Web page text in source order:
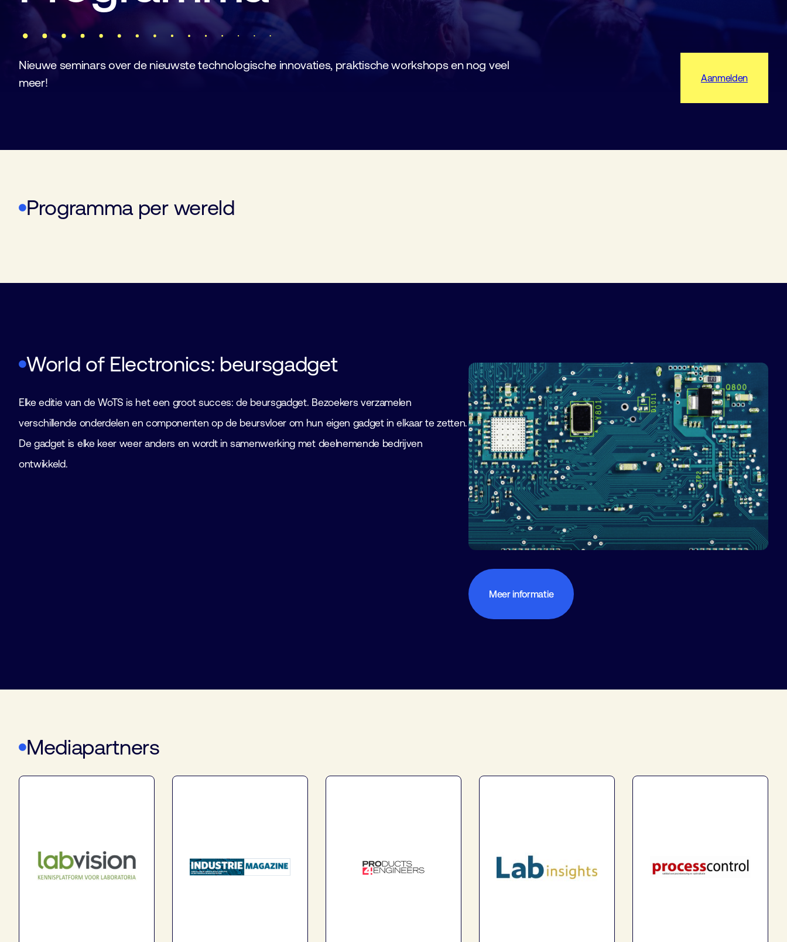
Lid worden
Laboratorium Technologie
Workshops
Medewerkers
Werken bij FHI
Nieuwe seminars over de nieuwste technologische innovaties, praktische workshops en nog veel
meer!
Aanmelden
Programma per wereld
World of Electronics
Meer informatie
World of Electronics: beursgadget
Elke editie van de WoTS is het een groot succes: de beursgadget. Bezoekers verzamelen
verschillende onderdelen en componenten op de beursvloer om hun eigen gadget in elkaar te zetten.
De gadget is elke keer weer anders en wordt in samenwerking met deelnemende bedrijven
ontwikkeld.
Mediapartners